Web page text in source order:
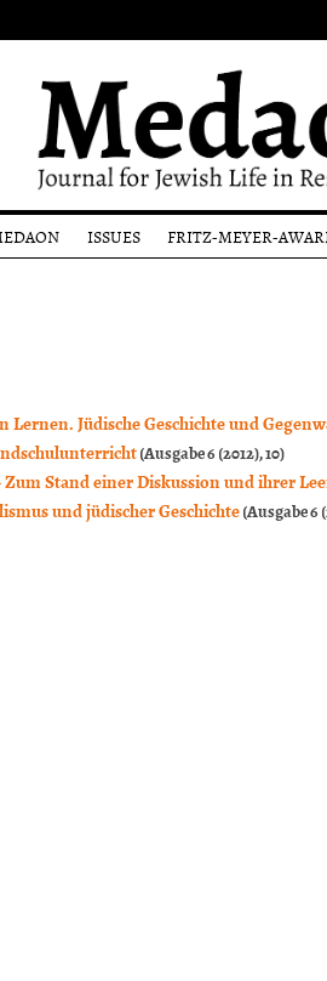
ISSUES
FRITZ-MEYER-
Jüdische Geschichte und
(Ausgabe 6 (2012), 10)
Stand einer Diskussion und ihrer
und jüdischer Geschichte(Ausgabe 6